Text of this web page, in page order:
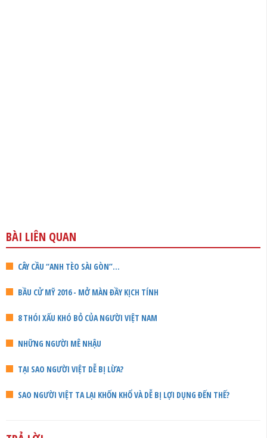
BÀI LIÊN QUAN
CÂY CẦU “ANH TÈO SÀI GÒN”...
BẦU CỬ MỸ 2016 - MỞ MÀN ĐẦY KỊCH TÍNH
8 THÓI XẤU KHÓ BỎ CỦA NGƯỜI VIỆT NAM
NHỮNG NGƯỜI MÊ NHẬU
TẠI SAO NGƯỜI VIỆT DỄ BỊ LỪA?
SAO NGƯỜI VIỆT TA LẠI KHỐN KHỔ VÀ DỄ BỊ LỢI DỤNG ĐẾN THẾ?